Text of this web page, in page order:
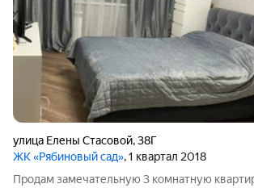
улица Елены Стасовой,38Г
ЖК «Рябиновый сад», 1 квартал 2018
Продам замечательную 3 комнатную